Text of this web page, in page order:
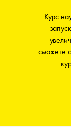
Курс
сможете